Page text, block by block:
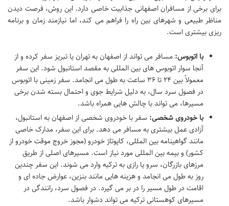
برای برخی از مسافران اصفهانی جذابیت خاصی دارد. این روش، فرصت دیدن
مناظر طبیعی و شهرهای بین راه را فراهم می کند، اما نیازمند زمان و برنامه
ریزی بیشتری است.
با اتوبوس: مسافر می تواند از اصفهان به تهران یا تبریز سفر کرده و از
آنجا سوار اتوبوس های بین المللی به مقصد استانبول شود. این سفر
معمولاً بین ۲۴ تا ۳۶ ساعت به طول می انجامد. سفر زمینی با اتوبوس
در فصول سرد سال، به دلیل شرایط جوی و احتمال بسته شدن برخی
مسیرها، می تواند با چالش هایی همراه باشد.
با خودروی شخصی: سفر با خودروی شخصی از اصفهان به استانبول،
آزادی عمل بیشتری به مسافر می دهد. برای این سفر، مدارک خاصی
مانند گواهینامه بین المللی، کاپوتاژ خودرو (مجوز خروج موقت خودرو از
کشور) و بیمه بین المللی مورد نیاز است. مسیرهای اصلی از طریق
مرزهای بازرگان، سرو یا رازی به ترکیه وارد می شوند. این سفر چندین
روز به طول می انجامد و هزینه هایی مانند بنزین، عوارض جاده ای و
اقامت در طول مسیر را در بر می گیرد. در فصول سرد، رانندگی در
مسیرهای کوهستانی ترکیه می تواند دشوار باشد.